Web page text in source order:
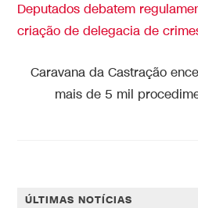
Deputados debatem
criação de delegacia de
Caravana da Castração
mais de 5 mil
ÚLTIMAS NOTÍCIAS